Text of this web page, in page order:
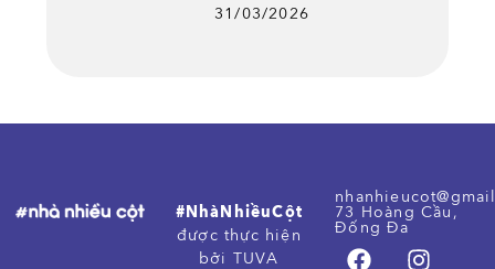
31/03/2026
#NhàNhiềuCột
được thực hiện
bởi TUVA
73 Hoàng Cầu,
Đống Đa